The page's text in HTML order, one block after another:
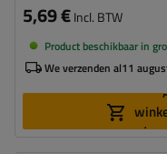
5,69 €Incl. BTW
Product beschikbaar in
We verzenden al11